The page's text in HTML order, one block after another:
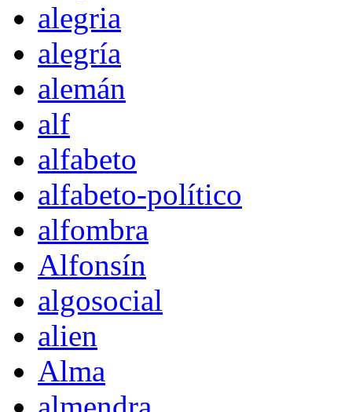
alegria
alegría
alemán
alf
alfabeto
alfabeto-político
alfombra
Alfonsín
algosocial
alien
Alma